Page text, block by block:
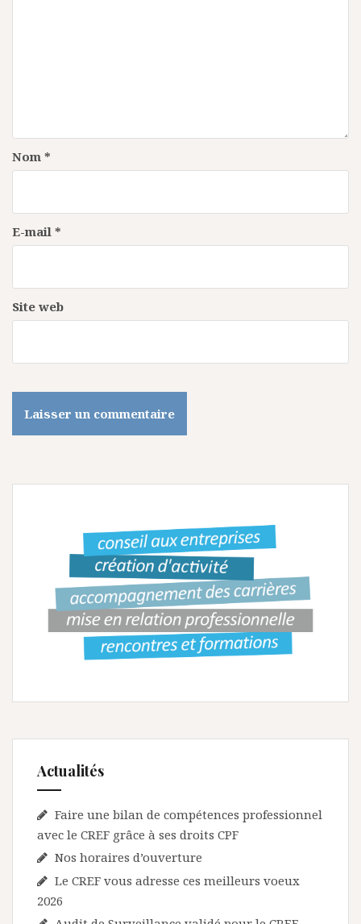
a
r
i
c
l
e
Nom *
E-mail *
Site web
Actualités
Faire une bilan de compétences professionnel
avec le CREF grâce à ses droits CPF
Nos horaires d’ouverture
Le CREF vous adresse ces meilleurs voeux
2026